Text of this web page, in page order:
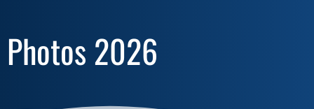
Photos 2026